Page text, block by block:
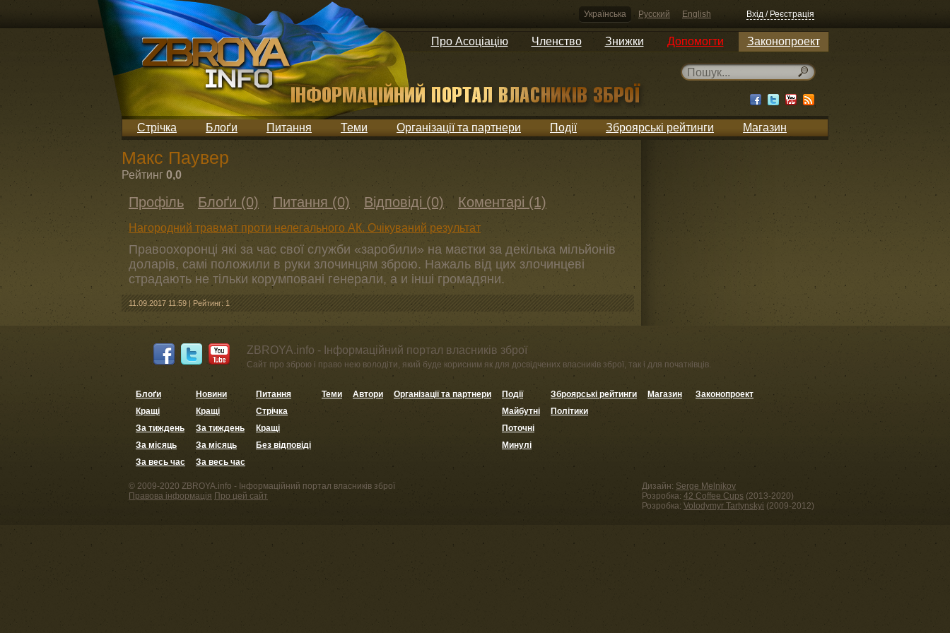
Українська Русский English Вхід / Реєстрація
Про Асоціацію Членство Знижки Допомогти Законопроект
Стрічка Блоґи Питання Теми Організації та партнери Події Зброярські рейтинги Магазин
Макс Паувер
Рейтинг 0,0
Профіль Блоґи (0) Питання (0) Відповіді (0) Коментарі (1)
Нагородний травмат проти нелегального АК. Очікуваний результат
Правоохоронці які за час свої служби «заробили» на маєтки за декілька мільйонів
доларів, самі положили в руки злочинцям зброю. Нажаль від цих злочинцеві
страдають не тільки корумповані генерали, а и інші громадяни.
11.09.2017 11:59 | Рейтинг: 1
ZBROYA.info - Інформаційний портал власників зброї
Сайт про зброю і право нею володіти, який буде корисним як для досвідчених власників зброї, так і для початківців.
Блоґи
Кращі
За тиждень
За місяць
За весь час
Новини
Кращі
За тиждень
За місяць
За весь час
Питання
Стрічка
Кращі
Без відповіді
Теми Автори Організації та партнери
Події
Майбутні
Поточні
Минулі
Зброярські рейтинги
Політики
Магазин Законопроект
© 2009-2020 ZBROYA.info - Інформаційний портал власників зброї
Правова інформація Про цей сайт
Дизайн: Serge Melnikov
Розробка: 42 Coffee Cups (2013-2020)
Розробка: Volodymyr Tartynskyi (2009-2012)